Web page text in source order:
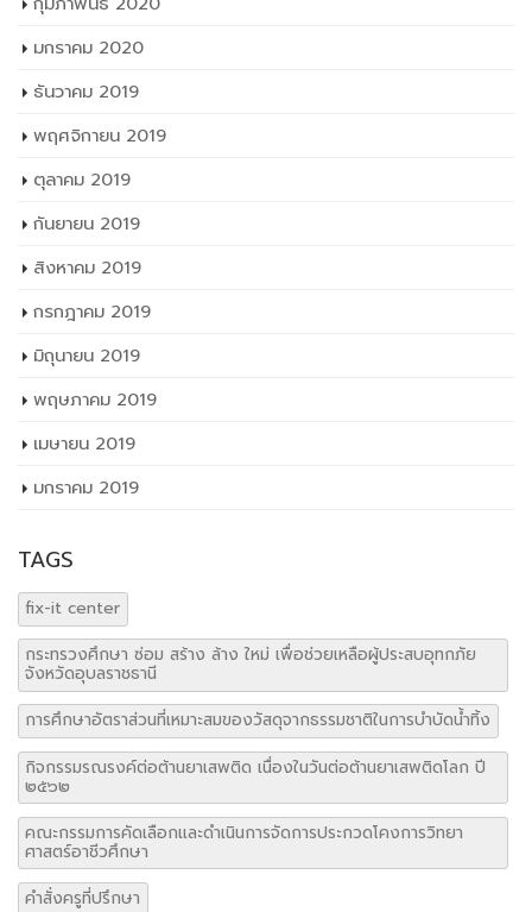
มกราคม 2020
ธันวาคม 2019
พฤศจิกายน 2019
ตุลาคม 2019
กันยายน 2019
สิงหาคม 2019
กรกฎาคม 2019
มิถุนายน 2019
พฤษภาคม 2019
เมษายน 2019
มกราคม 2019
TAGS
fix-it center
กระทรวงศึกษา ซ่อม สร้าง ล้าง ใหม่ เพื่อช่วยเหลือผู้ประสบอุทกภัย
จังหวัดอุบลราชธานี
การศึกษาอัตราส่วนที่เหมาะสมของวัสดุจากธรรมชาติในการบำบัดน้ำทิ้ง
กิจกรรมรณรงค์ต่อต้านยาเสพติด เนื่องในวันต่อต้านยาเสพติดโลก ปี
๒๕๖๒
คณะกรรมการคัดเลือกและดำเนินการจัดการประกวดโคงการวิทยา
ศาสตร์อาชีวศึกษา
คำสั่งครูที่ปรึกษา